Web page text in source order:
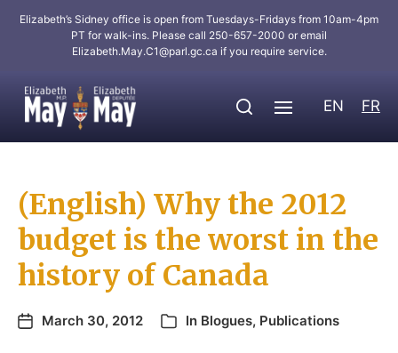
Elizabeth’s Sidney office is open from Tuesdays-Fridays from 10am-4pm
PT for walk-ins. Please call 250-657-2000 or email
Elizabeth.May.C1@parl.gc.ca if you require service.
EN FR
(English) Why the 2012
budget is the worst in the
history of Canada
March 30, 2012 In Blogues, Publications